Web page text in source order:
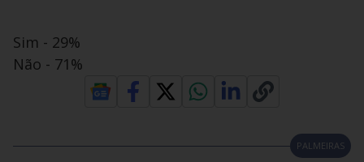
Sim - 29%
Não - 71%
PALMEIRAS